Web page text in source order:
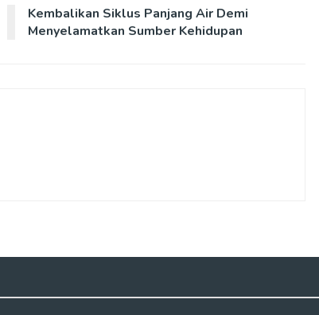
Kembalikan Siklus Panjang Air Demi
Menyelamatkan Sumber Kehidupan